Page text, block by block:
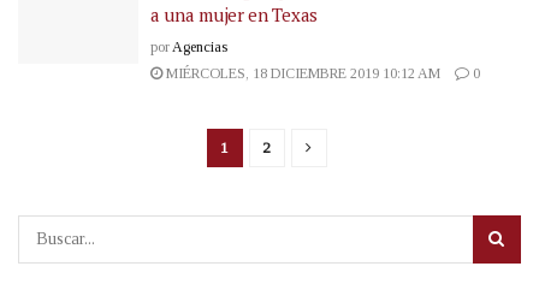
a una mujer en Texas
porAgencias
MIÉRCOLES, 18 DICIEMBRE 2019 10:12 AM
0
1 2